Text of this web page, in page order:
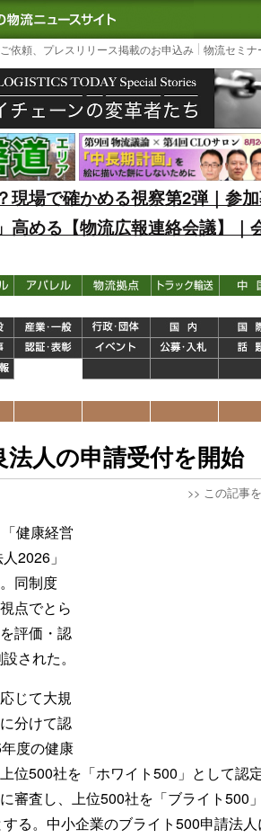
TODAY｜国内最大の物流ニュースサイ
3PL,
依頼、プレスリリース掲載のお申込み 物流セミナ
現場で確かめる視察第2弾｜参
高める【物流広報連絡会議】｜
人の申請受付を開始
>> この記事
健康経営
2026」
同制度
点でとら
評価・認
された。
じて大規
分けて認
度の健康
位500社を「ホワイト500」として認
審査し、上位500社を「ブライト500
る。中小企業のブライト500申請法